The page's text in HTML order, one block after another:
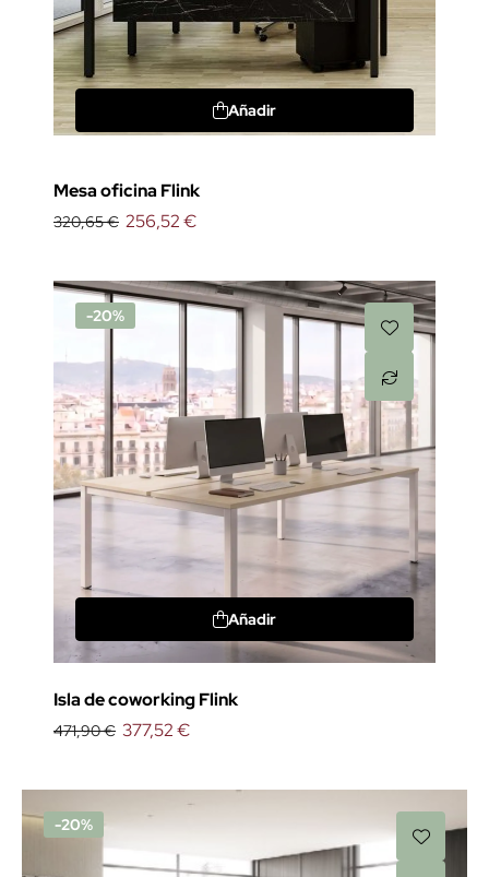
Añadir
Mesa oficina Flink
320,65 € 256,52 €
-20%
Añadir
Isla de coworking Flink
471,90 € 377,52 €
-20%